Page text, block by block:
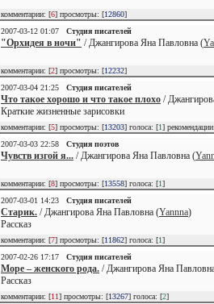
комментарии: [6] просмотры: [12860]
2007-03-12 01:07
Студия писателей
"Орхидея в ночи" / Джангирова Яна Павловна (
комментарии: [2] просмотры: [12232]
2007-03-04 21:25
Студия писателей
Что такое хорошо и что такое плохо /
Краткие жизненные зарисовки
комментарии: [5] просмотры: [13203] голоса: [1]
2007-03-03 22:58
Студия поэтов
Чувств изгой я... / Джангирова Яна Павловна (
комментарии: [8] просмотры: [13558] голоса: [1]
2007-03-01 14:23
Студия писателей
Старик. / Джангирова Яна Павловна (Yannna)
Рассказ
комментарии: [7] просмотры: [11862] голоса: [1]
2007-02-26 17:17
Студия писателей
Море – женского рода. / Джангирова Яна
Рассказ
комментарии: [11] просмотры: [13267] голоса: [2]